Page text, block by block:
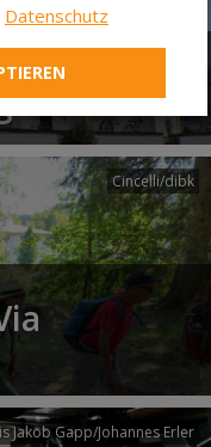
Cincelli/dibk
Jakob Gapp/Johannes Erler
Datenschutz